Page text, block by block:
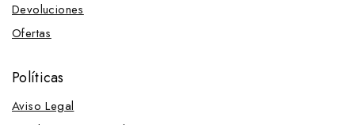
Devoluciones
Ofertas
Políticas
Aviso Legal